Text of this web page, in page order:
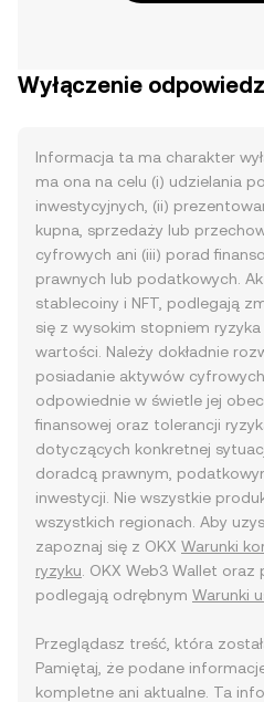
Wyłączenie
Informacja ta ma charakter
ma ona na celu (i) udzielania
inwestycyjnych, (ii)
kupna, sprzedaży lub
cyfrowych ani (iii) porad
prawnych lub podatkowych.
stablecoiny i NFT, podlegają
się z wysokim stopniem
wartości. Należy dokładnie
posiadanie aktywów
odpowiednie w świetle jej
finansowej oraz tolerancji
dotyczących konkretnej
doradcą prawnym,
inwestycji. Nie wszystkie
wszystkich regionach. Aby
zapoznaj się z OKX Warunki
ryzyku . OKX Web3 Wallet
podlegają odrębnym Warunki
Przeglądasz treść, która
Pamiętaj, że podane
kompletne ani aktualne. Ta